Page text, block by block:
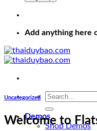
Add anything here
Demos
Shop Demos
Uncategorized
Welcome to